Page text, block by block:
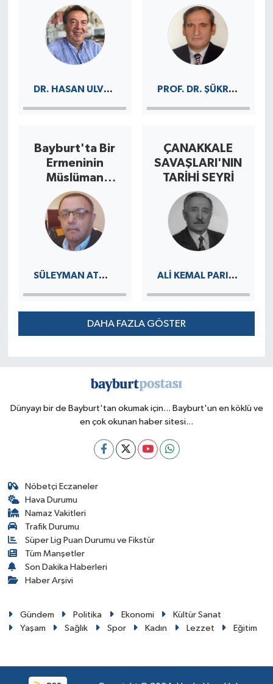
DR. HASAN ULVI KIVANÇ PROF. DR. ŞÜKRÜ NISANCI
Bayburt'ta Bir
Ermeninin
Müslüman
Olması Olayı
Üzerine Oslu
Hasan
Efendi'nin
Bayburt'tan
SÜLEYMAN ATMACA
ÇANAKKALE
SAVAŞLARI'NIN
TARİHİ SEYRİ
ALI KEMAL PARILDAR
DAHA FAZLA GÖSTER
Dünyayı bir de Bayburt'tan okumak için... Bayburt'un en köklü ve
en çok okunan haber sitesi...
Nöbetçi Eczaneler
Hava Durumu
Namaz Vakitleri
Trafik Durumu
Süper Lig Puan Durumu ve Fikstür
Tüm Manşetler
Son Dakika Haberleri
Haber Arşivi
Gündem Politika Ekonomi
Kültür Sanat
Yaşam
Sağlık Spor Kadın Lezzet Eğitim